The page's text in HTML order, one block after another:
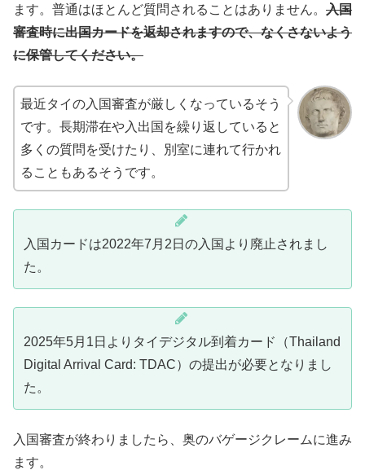
ます。普通はほとんど質問されることはありません。 入国
審査時に出国カードを返却されますので、なくさないよう
に保管してください。
最近タイの入国審査が厳しくなっているそう
です。長期滞在や入出国を繰り返していると
多くの質問を受けたり、別室に連れて行かれ
ることもあるそうです。
入国カードは2022年7月2日の入国より廃止されまし
た。
2025年5月1日よりタイデジタル到着カード（Thailand
Digital Arrival Card: TDAC）の提出が必要となりまし
た。
入国審査が終わりましたら、奥のバゲージクレームに進み
ます。